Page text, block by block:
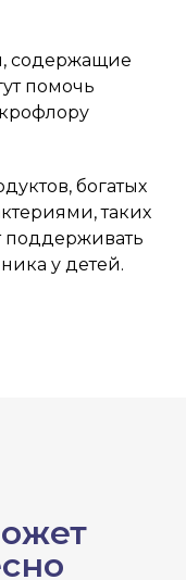
содержащие
помочь
богатых
таких
поддерживать
у детей.